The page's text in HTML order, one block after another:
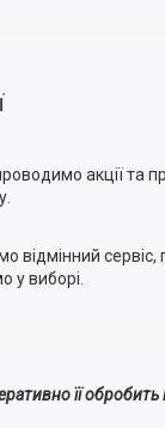
акції та
відмінний сервіс,
у виборі.
її обробить